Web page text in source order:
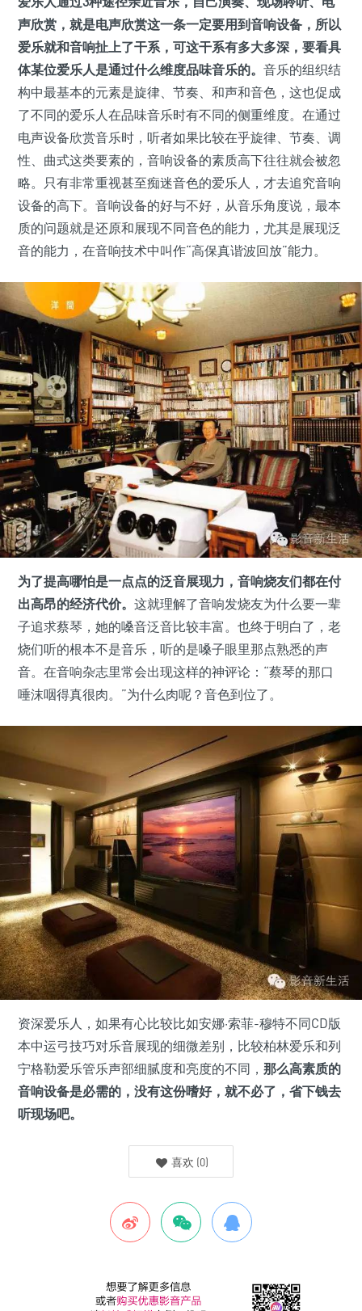
声欣赏，就是电声欣赏这一条一定要用到音响设备，所以
爱乐就和音响扯上了干系，可这干系有多大多深，要看具
体某位爱乐人是通过什么维度品味音乐的。 音乐的组织结
构中最基本的元素是旋律、节奏、和声和音色，这也促成
了不同的爱乐人在品味音乐时有不同的侧重维度。在通过
电声设备欣赏音乐时，听者如果比较在乎旋律、节奏、调
性、曲式这类要素的，音响设备的素质高下往往就会被忽
略。只有非常重视甚至痴迷音色的爱乐人，才去追究音响
设备的高下。音响设备的好与不好，从音乐角度说，最本
质的问题就是还原和展现不同音色的能力，尤其是展现泛
音的能力，在音响技术中叫作“高保真谐波回放”能力。
为了提高哪怕是一点点的泛音展现力，音响烧友们都在付
出高昂的经济代价。 这就理解了音响发烧友为什么要一辈
子追求蔡琴，她的嗓音泛音比较丰富。也终于明白了，老
烧们听的根本不是音乐，听的是嗓子眼里那点熟悉的声
音。在音响杂志里常会出现这样的神评论：“蔡琴的那口
唾沫咽得真很肉。”为什么肉呢？音色到位了。
资深爱乐人，如果有心比较比如安娜·索菲-穆特不同CD版
本中运弓技巧对乐音展现的细微差别，比较柏林爱乐和列
宁格勒爱乐管乐声部细腻度和亮度的不同， 那么高素质的
音响设备是必需的，没有这份嗜好，就不必了，省下钱去
听现场吧。
喜欢 (0)